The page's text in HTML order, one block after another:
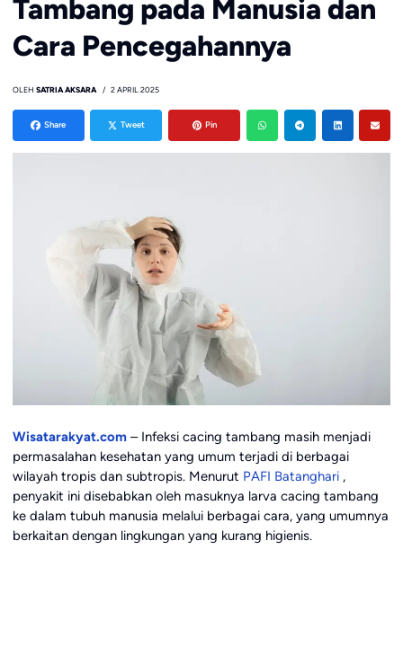
Tambang pada Manusia dan
Cara Pencegahannya
OLEH SATRIA AKSARA 2 APRIL 2025
Share Tweet Pin
Wisatarakyat.com– Infeksi cacing tambang masih menjadi
permasalahan kesehatan yang umum terjadi di berbagai
wilayah tropis dan subtropis. Menurut PAFI Batanghari,
penyakit ini disebabkan oleh masuknya larva cacing tambang
ke dalam tubuh manusia melalui berbagai cara, yang umumnya
berkaitan dengan lingkungan yang kurang higienis.